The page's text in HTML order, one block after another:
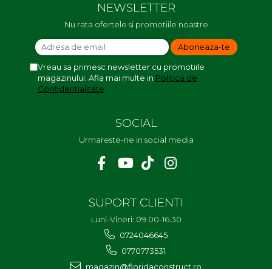
NEWSLETTER
Nu rata ofertele si promotiile noastre
Vreau sa primesc newsletter cu promotiile
magazinului. Afla mai multe in Politica de
Confidentialitate
SOCIAL
Urmareste-ne in social media
SUPORT CLIENTI
Luni-Vineri: 09.00-16.30
0724046645
0770773531
magazin@floridaconstruct.ro